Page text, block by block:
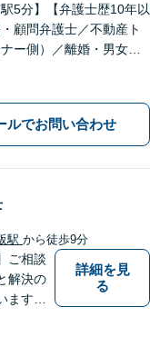
駅5分】【弁護士歴10年以
顧問弁護士／不動産ト
ー側）／離婚・男女問
【多才な他士業との連携
全個室でご相談】
ルでお問い合わせ
駅 から徒歩9分
ご相談
解決の
す。
詳細を見
る